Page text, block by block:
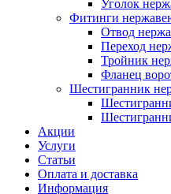
Уголок
Фитинги
Отвод
Переход
Тройник
Фланец
Шестигранник
Акции
Услуги
Статьи
Оплата и доставка
Информация